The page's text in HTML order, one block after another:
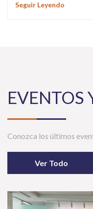
Seguir Leyendo
EVENTOS
Conozca los últimos
Ver Todo